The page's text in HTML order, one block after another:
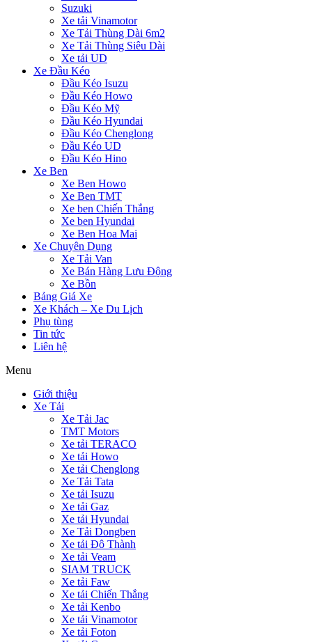
Suzuki
Xe tải Vinamotor
Xe Tải Thùng Dài 6m2
Xe Tải Thùng Siêu Dài
Xe tải UD
Xe Đầu Kéo
Đầu Kéo Isuzu
Đầu Kéo Howo
Đầu Kéo Mỹ
Đầu Kéo Hyundai
Đầu Kéo Chenglong
Đầu Kéo UD
Đầu Kéo Hino
Xe Ben
Xe Ben Howo
Xe Ben TMT
Xe ben Chiến Thắng
Xe ben Hyundai
Xe Ben Hoa Mai
Xe Chuyên Dụng
Xe Tải Van
Xe Bán Hàng Lưu Động
Xe Bồn
Bảng Giá Xe
Xe Khách – Xe Du Lịch
Phụ tùng
Tin tức
Liên hệ
Menu
Giới thiệu
Xe Tải
Xe Tải Jac
TMT Motors
Xe tải TERACO
Xe tải Howo
Xe tải Chenglong
Xe Tải Tata
Xe tải Isuzu
Xe tải Gaz
Xe tải Hyundai
Xe Tải Dongben
Xe tải Đô Thành
Xe tải Veam
SIAM TRUCK
Xe tải Faw
Xe tải Chiến Thắng
Xe tải Kenbo
Xe tải Vinamotor
Xe tải Foton